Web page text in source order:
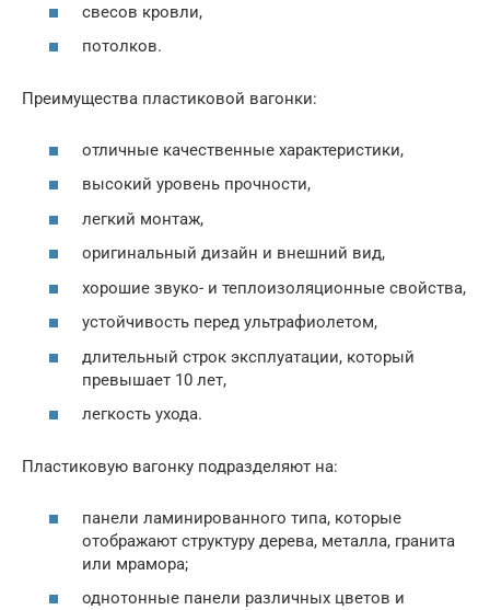
свесов кровли,
потолков.
Преимущества пластиковой вагонки:
отличные качественные характеристики,
высокий уровень прочности,
легкий монтаж,
оригинальный дизайн и внешний вид,
хорошие звуко- и теплоизоляционные свойства,
устойчивость перед ультрафиолетом,
длительный строк эксплуатации, который
превышает 10 лет,
легкость ухода.
Пластиковую вагонку подразделяют на:
панели ламинированного типа, которые
отображают структуру дерева, металла, гранита
или мрамора;
однотонные панели различных цветов и